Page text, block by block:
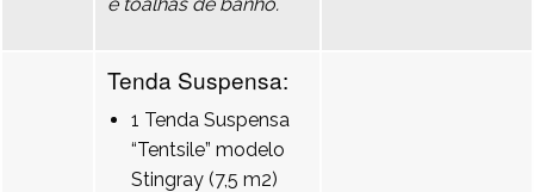
Tenda Suspensa:
1 Tenda Suspensa
“Tentsile” modelo
Stingray (7,5 m2)